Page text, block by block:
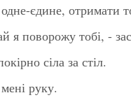
єдине, отримати
я поворожу тобі, -
сіла за стіл.
руку.